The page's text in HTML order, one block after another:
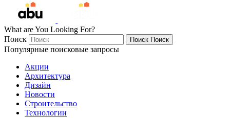
What are You Looking For?
Поиск
Поиск Поиск
Популярные поисковые запросы
Акции
Архитектура
Дизайн
Новости
Строительство
Технологии